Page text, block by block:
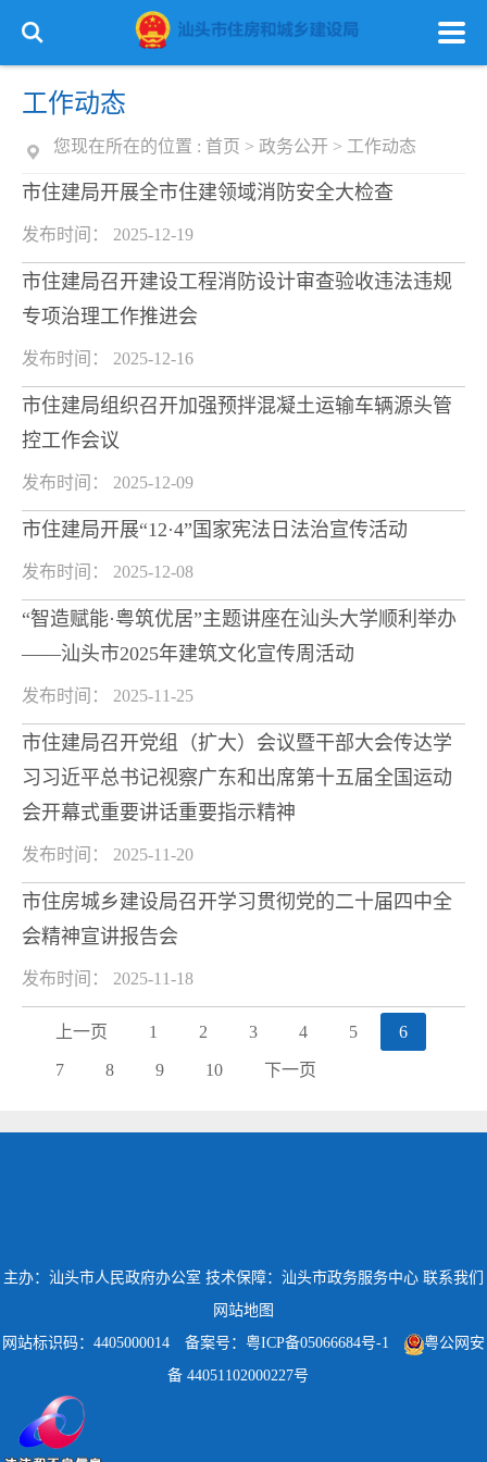
工作动态
您现在所在的位置 : 首页 > 政务公开 > 工作动态
市住建局开展全市住建领域消防安全大检查
发布时间： 2025-12-19
市住建局召开建设工程消防设计审查验收违法违规
专项治理工作推进会
发布时间： 2025-12-16
市住建局组织召开加强预拌混凝土运输车辆源头管
控工作会议
发布时间： 2025-12-09
市住建局开展“12·4”国家宪法日法治宣传活动
发布时间： 2025-12-08
“智造赋能·粤筑优居”主题讲座在汕头大学顺利举办
——汕头市2025年建筑文化宣传周活动
发布时间： 2025-11-25
市住建局召开党组（扩大）会议暨干部大会传达学
习习近平总书记视察广东和出席第十五届全国运动
会开幕式重要讲话重要指示精神
发布时间： 2025-11-20
市住房城乡建设局召开学习贯彻党的二十届四中全
会精神宣讲报告会
发布时间： 2025-11-18
上一页 1 2 3 4 5 6
7 8 9 10 下一页
主办：汕头市人民政府办公室 技术保障：汕头市政务服务中心 联系我们
网站地图
网站标识码：4405000014
备案号：粤ICP备05066684号-1
粤公网安
备 44051102000227号